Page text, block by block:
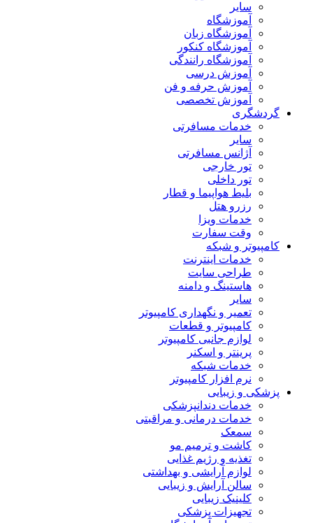
سایر
آموزشگاه
آموزشگاه زبان
آموزشگاه کنکور
آموزشگاه رانندگی
آموزش درسی
آموزش حرفه و فن
آموزش تخصصی
گردشگری
خدمات مسافرتی
سایر
آژانس مسافرتی
تور خارجی
تور داخلی
بلیط هواپیما و قطار
رزرو هتل
خدمات ویزا
وقت سفارت
کامپیوتر و شبکه
خدمات اینترنت
طراحی سایت
هاستینگ و دامنه
سایر
تعمیر و نگهداری کامپیوتر
کامپیوتر و قطعات
لوازم جانبی کامپیوتر
پرینتر و اسکنر
خدمات شبکه
نرم افزار کامپیوتر
پزشکی و زیبایی
خدمات دندانپزشکی
خدمات درمانی و مراقبتی
سمعک
کاشت و ترمیم مو
تغذیه و رژیم غذایی
لوازم آرایشی و بهداشتی
سالن آرایش و زیبایی
کلینیک زیبایی
تجهیزات پزشکی